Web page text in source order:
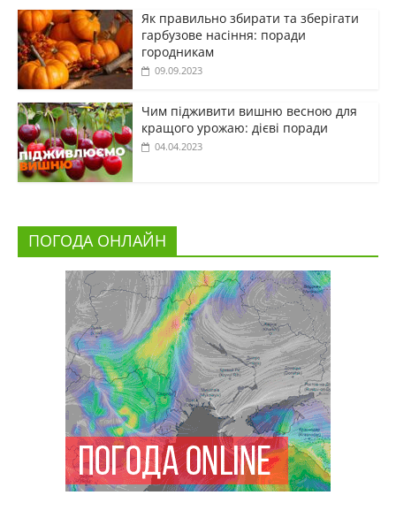
Як правильно збирати та зберігати
гарбузове насіння: поради
городникам
09.09.2023
Чим підживити вишню весною для
кращого урожаю: дієві поради
04.04.2023
ПОГОДА ОНЛАЙН